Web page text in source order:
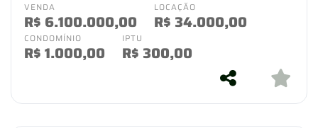
VENDA
R$ 6.100.000,00
LOCAÇÃO
R$ 34.000,00
CONDOMÍNIO
R$1.000,00
IPTU
R$ 300,00